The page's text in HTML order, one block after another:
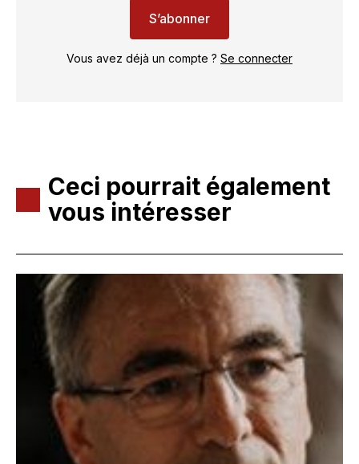
S’abonner
Vous avez déjà un compte ? Se connecter
Ceci pourrait également
vous intéresser